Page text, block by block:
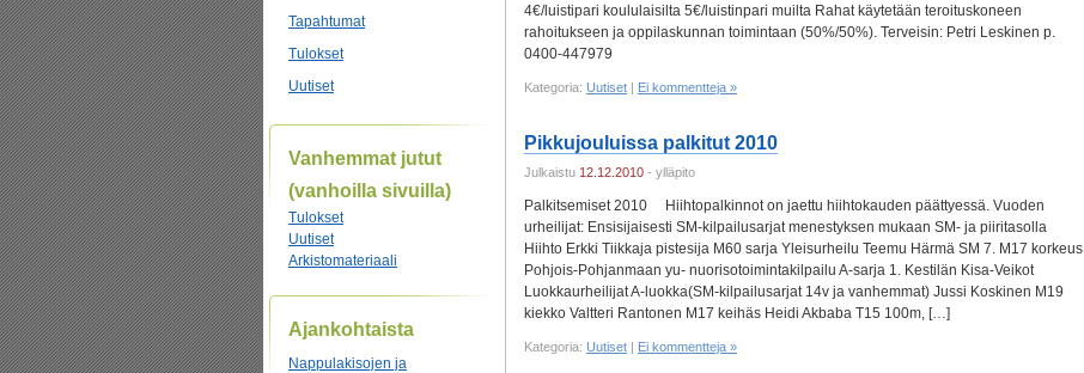
Tapahtumat
Tulokset
Uutiset
Vanhemmat jutut
(vanhoilla sivuilla)
Tulokset
Uutiset
Arkistomateriaali
Ajankohtaista
Nappulakisojen ja
4€/luistipari koululaisilta 5€/luistinpari muilta Rahat käytetään teroituskoneen
rahoitukseen ja oppilaskunnan toimintaan (50%/50%). Terveisin: Petri Leskinen p.
0400-447979
Kategoria: Uutiset | Ei kommentteja »
Pikkujouluissa palkitut 2010
Julkaistu 12.12.2010 - ylläpito
Palkitsemiset 2010 Hiihtopalkinnot on jaettu hiihtokauden päättyessä. Vuoden
urheilijat: Ensisijaisesti SM-kilpailusarjat menestyksen mukaan SM- ja piiritasolla
Hiihto Erkki Tiikkaja pistesija M60 sarja Yleisurheilu Teemu Härmä SM 7. M17 korkeus
Pohjois-Pohjanmaan yu- nuorisotoimintakilpailu A-sarja 1. Kestilän Kisa-Veikot
Luokkaurheilijat A-luokka(SM-kilpailusarjat 14v ja vanhemmat) Jussi Koskinen M19
kiekko Valtteri Rantonen M17 keihäs Heidi Akbaba T15 100m, […]
Kategoria: Uutiset | Ei kommentteja »